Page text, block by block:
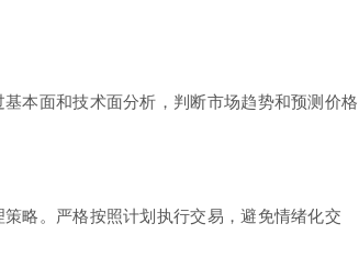
本面和技术面分析，判断市场趋势和预测价格
略。严格按照计划执行交易，避免情绪化交